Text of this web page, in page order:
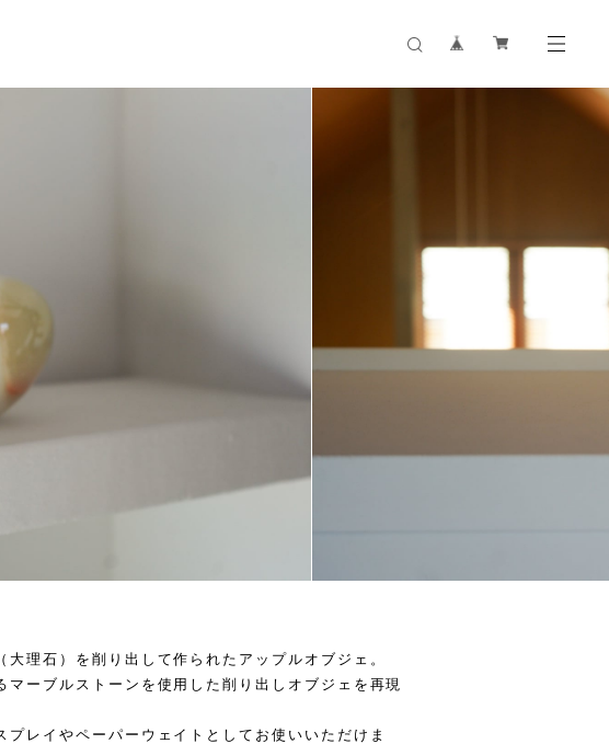
大理石）を削り出して作られたアップルオブジェ。
マーブルストーンを使用した削り出しオブジェを再現
プレイやペーパーウェイトとしてお使いいただけま